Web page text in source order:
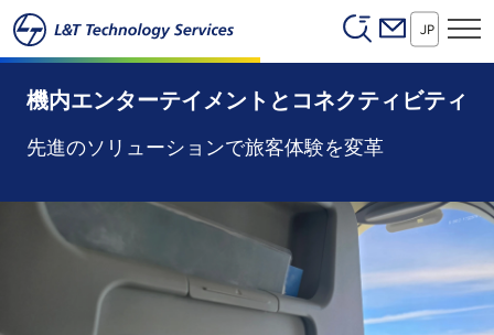
本文へスキップ Header
JP
機内エンターテイメントとコネクティビティ
先進のソリューションで旅客体験を変革